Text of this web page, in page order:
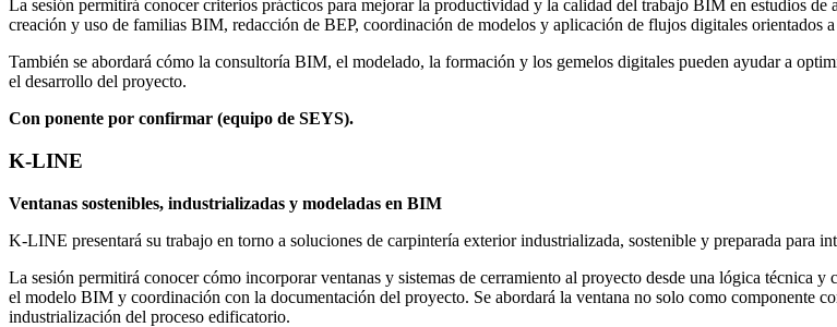
La sesión permitirá conocer criterios prácticos para mejorar la productividad y la calidad del trabajo BIM en estudios
creación y uso de familias BIM, redacción de BEP, coordinación de modelos y aplicación de flujos digitales orientados a
También se abordará cómo la consultoría BIM, el modelado, la formación y los gemelos digitales pueden ayudar a
el desarrollo del proyecto.
Con ponente por confirmar (equipo de SEYS).
K-LINE
Ventanas sostenibles, industrializadas y modeladas en BIM
K-LINE presentará su trabajo en torno a soluciones de carpintería exterior industrializada, sostenible y preparada para
La sesión permitirá conocer cómo incorporar ventanas y sistemas de cerramiento al proyecto desde una lógica técnica
el modelo BIM y coordinación con la documentación del proyecto. Se abordará la ventana no solo como componente
industrialización del proceso edificatorio.